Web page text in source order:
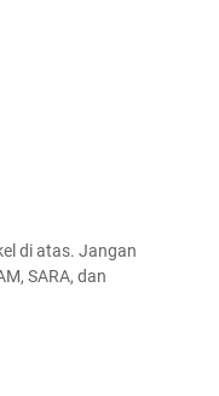
di atas. Jangan
SARA, dan